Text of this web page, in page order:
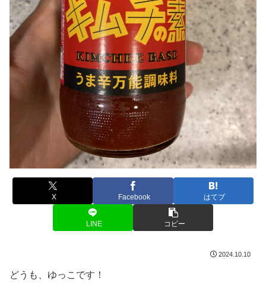
X Facebook はてブ
LINE コピー
2024.10.10
どうも、ゆっこです！